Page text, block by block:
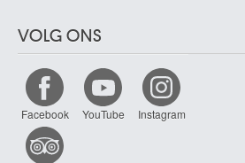
VOLG ONS
Facebook YouTube Instagram